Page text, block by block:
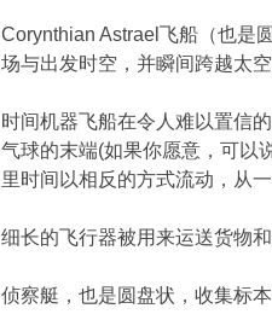
Corynthian Astrael飞船（也是
场与出发时空，并瞬间跨越太空
时间机器飞船在令人难以置信
气球的末端(如果你愿意，可以
里时间以相反的方式流动，从
细长的飞行器被用来运送货物
侦察艇，也是圆盘状，收集标